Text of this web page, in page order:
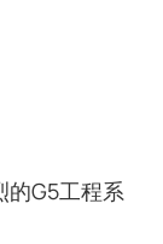
的G5工程系